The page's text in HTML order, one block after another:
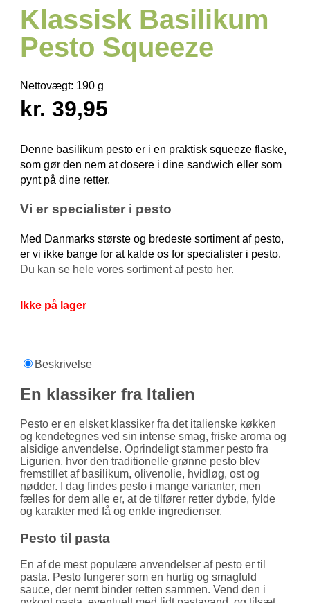
Klassisk Basilikum
Pesto Squeeze
Nettovægt: 190 g
kr. 39,95
Denne basilikum pesto er i en praktisk squeeze flaske,
som gør den nem at dosere i dine sandwich eller som
pynt på dine retter.
Vi er specialister i pesto
Med Danmarks største og bredeste sortiment af pesto,
er vi ikke bange for at kalde os for specialister i pesto.
Du kan se hele vores sortiment af pesto her.
Ikke på lager
Beskrivelse
En klassiker fra Italien
Pesto er en elsket klassiker fra det italienske køkken
og kendetegnes ved sin intense smag, friske aroma og
alsidige anvendelse. Oprindeligt stammer pesto fra
Ligurien, hvor den traditionelle grønne pesto blev
fremstillet af basilikum, olivenolie, hvidløg, ost og
nødder. I dag findes pesto i mange varianter, men
fælles for dem alle er, at de tilfører retter dybde, fylde
og karakter med få og enkle ingredienser.
Pesto til pasta
En af de mest populære anvendelser af pesto er til
pasta. Pesto fungerer som en hurtig og smagfuld
sauce, der nemt binder retten sammen. Vend den i